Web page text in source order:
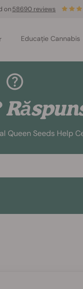
on58690 reviews
Educație Cannabis
Queen Seeds Help